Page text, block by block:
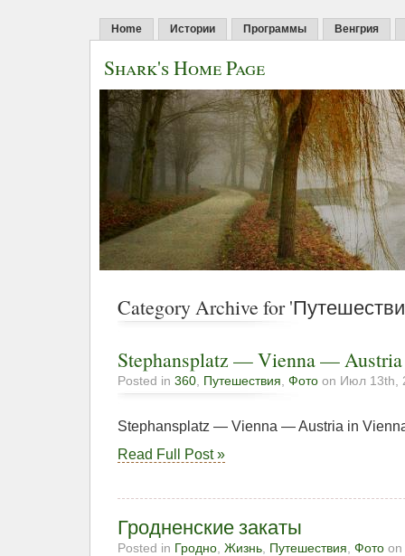
Home Истории Программы Венгрия
Shark's Home Page
Category Archive for
Stephansplatz — Vienna — Austria
Posted in 360, Путешествия, Фото on Июл 13th,
Stephansplatz — Vienna — Austria in
Read Full Post »
Гродненские закаты
Posted in Гродно Жизнь Путешествия Фото